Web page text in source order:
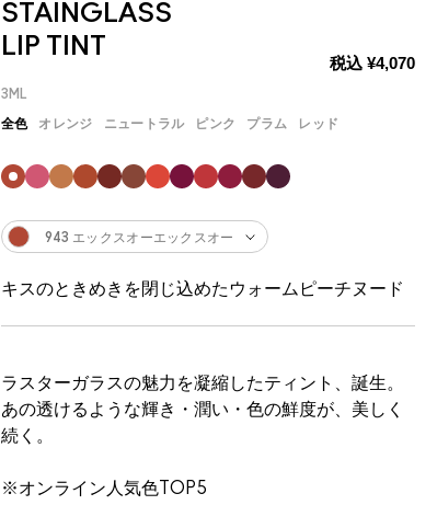
STAINGLASS
LIP TINT
税込 ¥4,070
3ML
ラスターガラスの魅力を凝縮したティント、誕生。
あの透けるような輝き・潤い・色の鮮度が、美しく
続く。
※オンライン人気色TOP5
全色 オレンジ ニュートラル ピンク プラム レッド
943 エックスオーエックスオー
キスのときめきを閉じ込めたウォームピーチヌード